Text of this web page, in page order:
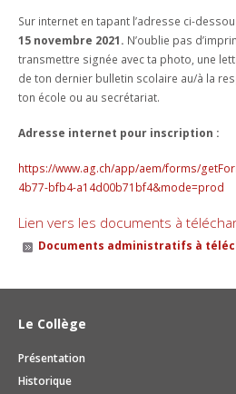
Sur internet en tapant l’adresse ci-
15 novembre 2021. N’oublie pas
transmettre signée avec ta photo, une
de ton dernier bulletin scolaire au/à la
ton école ou au secrétariat.
Adresse internet pour inscription :
https://www.ag.ch/app/aem/forms/
4b77-bfb4-a14d00b71bf4&mode=prod
Lien vers les documents à
Documents administratifs à
Le Collège
Présentation
Historique